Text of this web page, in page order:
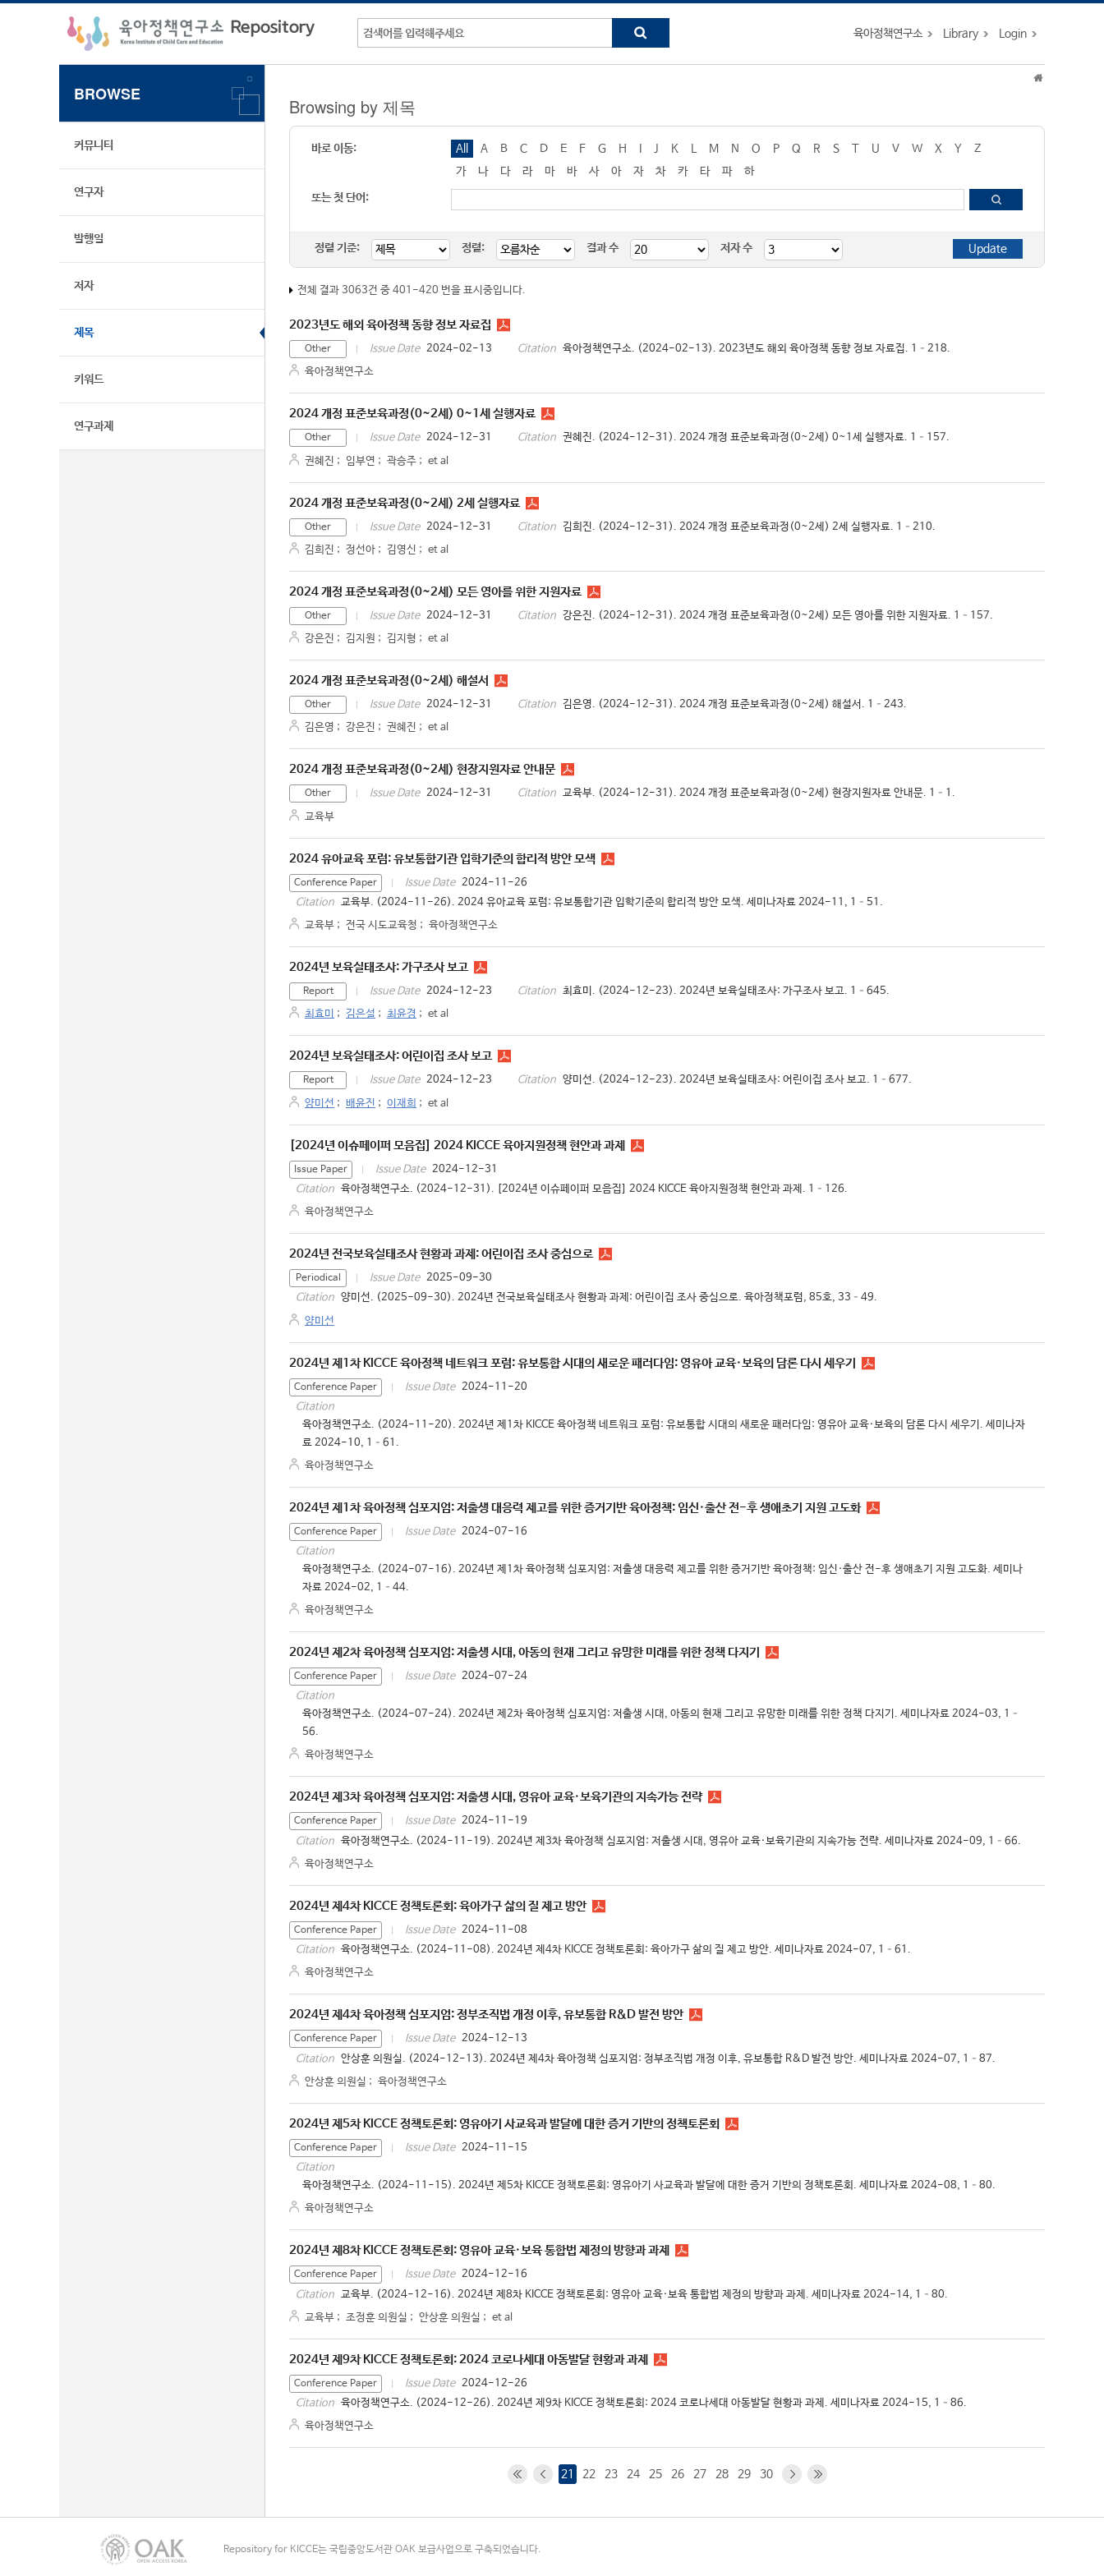
육아정책연구소 Library Login
BROWSE
커뮤니티
연구자
발행일
저자
제목
키워드
연구과제
Browsing by 제목
바로 이동: All A B C D E F G H J K M N O P Q R S T U V W X Y
Z
가
나 다 라 마 바 사 아 자 차 카 타 파
하
또는 첫 단어:
정렬 기준: 정렬: 결과 수 저자 수
전체 결과 3063건 중 401-420 번을 표시중입니다.
2023년도 해외 육아정책 동향 정보 자료집
Other Issue Date 2024-02-13 Citation 육아정책연구소. (2024-02-13). 2023년도 해외 육아정책 동향 정보 자료집. 1–218.
육아정책연구소
2024 개정 표준보육과정(0~2세) 0~1세 실행자료
Other Issue Date 2024-12-31 Citation 권혜진. (2024-12-31). 2024 개정 표준보육과정(0~2세) 0~1세 실행자료. 1–157.
권혜진 ; 임부연 ; 곽승주 ; et al
2024 개정 표준보육과정(0~2세) 2세 실행자료
Other Issue Date 2024-12-31 Citation 김희진. (2024-12-31). 2024 개정 표준보육과정(0~2세) 2세 실행자료. 1–210.
김희진 ; 정선아 ; 김영신 ; et al
2024 개정 표준보육과정(0~2세) 모든 영아를 위한 지원자료
Other Issue Date 2024-12-31 Citation 강은진. (2024-12-31). 2024 개정 표준보육과정(0~2세) 모든 영아를 위한 지원자료. 1–157.
강은진 ; 김지원 ; 김지형 ; et al
2024 개정 표준보육과정(0~2세) 해설서
Other Issue Date 2024-12-31 Citation 김은영. (2024-12-31). 2024 개정 표준보육과정(0~2세) 해설서. 1–243.
김은영 ; 강은진 ; 권혜진 ; et al
2024 개정 표준보육과정(0~2세) 현장지원자료 안내문
Other Issue Date 2024-12-31 Citation 교육부. (2024-12-31). 2024 개정 표준보육과정(0~2세) 현장지원자료 안내문. 1–1.
교육부
2024 유아교육 포럼: 유보통합기관 입학기준의 합리적 방안 모색
Conference Paper Issue Date 2024-11-26
Citation 교육부. (2024-11-26). 2024 유아교육 포럼: 유보통합기관 입학기준의 합리적 방안 모색. 세미나자료 2024-11, 1–51.
교육부 ; 전국 시도교육청 ; 육아정책연구소
2024년 보육실태조사: 가구조사 보고
Report Issue Date 2024-12-23 Citation 최효미. (2024-12-23). 2024년 보육실태조사: 가구조사 보고. 1–645.
최효미 ; 김은설 ; 최윤경 ; et al
2024년 보육실태조사: 어린이집 조사 보고
Report Issue Date 2024-12-23 Citation 양미선. (2024-12-23). 2024년 보육실태조사: 어린이집 조사 보고. 1–677.
양미선 ; 배윤진 ; 이재희 ; et al
[2024년 이슈페이퍼 모음집] 2024 KICCE 육아지원정책 현안과 과제
Issue Paper Issue Date 2024-12-31
Citation 육아정책연구소. (2024-12-31). [2024년 이슈페이퍼 모음집] 2024 KICCE 육아지원정책 현안과 과제. 1–126.
육아정책연구소
2024년 전국보육실태조사 현황과 과제: 어린이집 조사 중심으로
Periodical Issue Date 2025-09-30
Citation 양미선. (2025-09-30). 2024년 전국보육실태조사 현황과 과제: 어린이집 조사 중심으로. 육아정책포럼, 85호, 33–49.
양미선
2024년 제1차 KICCE 육아정책 네트워크 포럼: 유보통합 시대의 새로운 패러다임: 영유아 교육·보육의 담론 다시 세우기
Conference Paper Issue Date 2024-11-20
Citation
육아정책연구소. (2024-11-20). 2024년 제1차 KICCE 육아정책 네트워크 포럼: 유보통합 시대의 새로운 패러다임: 영유아 교육·보육의 담론 다시 세우기. 세미나자
료 2024-10, 1–61.
육아정책연구소
2024년 제1차 육아정책 심포지엄: 저출생 대응력 제고를 위한 증거기반 육아정책: 임신·출산 전-후 생애초기 지원 고도화
Conference Paper Issue Date 2024-07-16
Citation
육아정책연구소. (2024-07-16). 2024년 제1차 육아정책 심포지엄: 저출생 대응력 제고를 위한 증거기반 육아정책: 임신·출산 전-후 생애초기 지원 고도화. 세미나
자료 2024-02, 1–44.
육아정책연구소
2024년 제2차 육아정책 심포지엄: 저출생 시대, 아동의 현재 그리고 유망한 미래를 위한 정책 다지기
Conference Paper Issue Date 2024-07-24
Citation
육아정책연구소. (2024-07-24). 2024년 제2차 육아정책 심포지엄: 저출생 시대, 아동의 현재 그리고 유망한 미래를 위한 정책 다지기. 세미나자료 2024-03, 1–
56.
육아정책연구소
2024년 제3차 육아정책 심포지엄: 저출생 시대, 영유아 교육·보육기관의 지속가능 전략
Conference Paper Issue Date 2024-11-19
Citation 육아정책연구소. (2024-11-19). 2024년 제3차 육아정책 심포지엄: 저출생 시대, 영유아 교육·보육기관의 지속가능 전략. 세미나자료 2024-09, 1–66.
육아정책연구소
2024년 제4차 KICCE 정책토론회: 육아가구 삶의 질 제고 방안
Conference Paper Issue Date 2024-11-08
Citation 육아정책연구소. (2024-11-08). 2024년 제4차 KICCE 정책토론회: 육아가구 삶의 질 제고 방안. 세미나자료 2024-07, 1–61.
육아정책연구소
2024년 제4차 육아정책 심포지엄: 정부조직법 개정 이후, 유보통합 R&D 발전 방안
Conference Paper Issue Date 2024-12-13
Citation 안상훈 의원실. (2024-12-13). 2024년 제4차 육아정책 심포지엄: 정부조직법 개정 이후, 유보통합 R&D 발전 방안. 세미나자료 2024-07, 1–87.
안상훈 의원실 ; 육아정책연구소
2024년 제5차 KICCE 정책토론회: 영유아기 사교육과 발달에 대한 증거 기반의 정책토론회
Conference Paper Issue Date 2024-11-15
Citation
육아정책연구소. (2024-11-15). 2024년 제5차 KICCE 정책토론회: 영유아기 사교육과 발달에 대한 증거 기반의 정책토론회. 세미나자료 2024-08, 1–80.
육아정책연구소
2024년 제8차 KICCE 정책토론회: 영유아 교육·보육 통합법 제정의 방향과 과제
Conference Paper Issue Date 2024-12-16
Citation 교육부. (2024-12-16). 2024년 제8차 KICCE 정책토론회: 영유아 교육·보육 통합법 제정의 방향과 과제. 세미나자료 2024-14, 1–80.
교육부 ; 조정훈 의원실 ; 안상훈 의원실 ; et al
2024년 제9차 KICCE 정책토론회: 2024 코로나세대 아동발달 현황과 과제
Conference Paper Issue Date 2024-12-26
Citation 육아정책연구소. (2024-12-26). 2024년 제9차 KICCE 정책토론회: 2024 코로나세대 아동발달 현황과 과제. 세미나자료 2024-15, 1–86.
육아정책연구소
21 22 23 24 25 26 27 28 29 30
Repository for KICCE는 국립중앙도서관 OAK 보급사업으로 구축되었습니다.